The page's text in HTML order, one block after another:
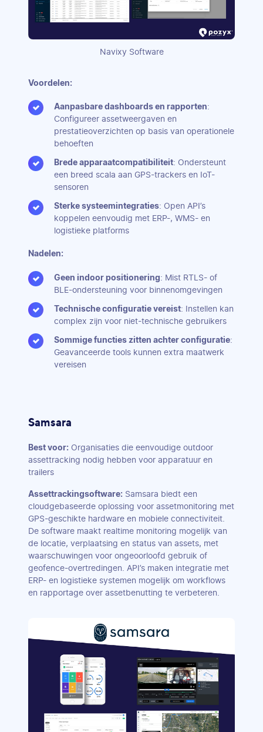
Navixy Software
Voordelen:
Aanpasbare dashboards en rapporten:
Configureer assetweergaven en
prestatieoverzichten op basis van operationele
behoeften
Brede apparaatcompatibiliteit: Ondersteunt
een breed scala aan GPS-trackers en IoT-
sensoren
Sterke systeemintegraties: Open API’s
koppelen eenvoudig met ERP-, WMS- en
logistieke platforms
Nadelen:
Geen indoor positionering: Mist RTLS- of
BLE-ondersteuning voor binnenomgevingen
Technische configuratie vereist: Instellen kan
complex zijn voor niet-technische gebruikers
Sommige functies zitten achter configuratie:
Geavanceerde tools kunnen extra maatwerk
vereisen
Samsara
Best voor: Organisaties die eenvoudige outdoor
assettracking nodig hebben voor apparatuur en
trailers
Assettrackingsoftware: Samsara biedt een
cloudgebaseerde oplossing voor assetmonitoring met
GPS-geschikte hardware en mobiele connectiviteit.
De software maakt realtime monitoring mogelijk van
de locatie, verplaatsing en status van assets, met
waarschuwingen voor ongeoorloofd gebruik of
geofence-overtredingen. API’s maken integratie met
ERP- en logistieke systemen mogelijk om workflows
en rapportage over assetbenutting te verbeteren.